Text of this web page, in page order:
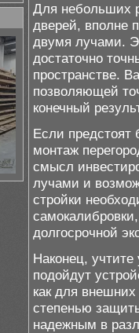
Для небольших
дверей, вполне
двумя лучами.
достаточно
пространстве.
позволяющей
конечный
Если предстоят
монтаж
смысл
лучами и
стройки
долгосрочной
Наконец,
подойдут
как для
степенью
надежным в